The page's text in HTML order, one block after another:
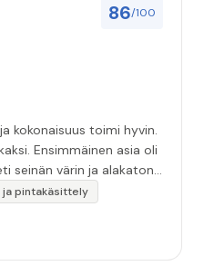
86/100
kokonaisuus toimi hyvin.
Ensimmäinen asia oli
seinän värin ja alakaton
Hyvä toki että siinä
optimaalisessa
tähän huomiota.
ja pintakäsittely